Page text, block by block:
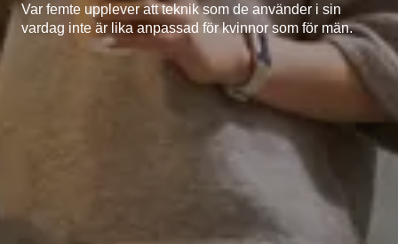
Var femte upplever att teknik som de använder i sin
vardag inte är lika anpassad för kvinnor som för män.